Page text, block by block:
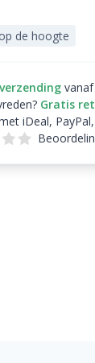
de hoogte
Gratis
iDeal,